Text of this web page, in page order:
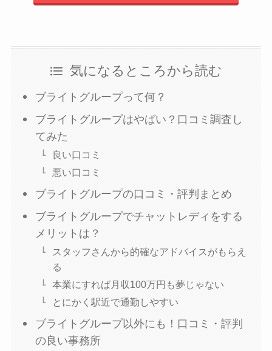
気になるところから読む
ブライトグループって何？
ブライトグループはやばい？口コミ調査し
てみた
良い口コミ
悪い口コミ
ブライトグループの口コミ・評判まとめ
ブライトグループでチャットレディをする
メリットは？
スタッフさんから的確なアドバイスがもらえ
る
本業にすれば月収100万円も夢じゃない
とにかく駅近で通勤しやすい
ブライトグループ以外にも！口コミ・評判
の良い事務所